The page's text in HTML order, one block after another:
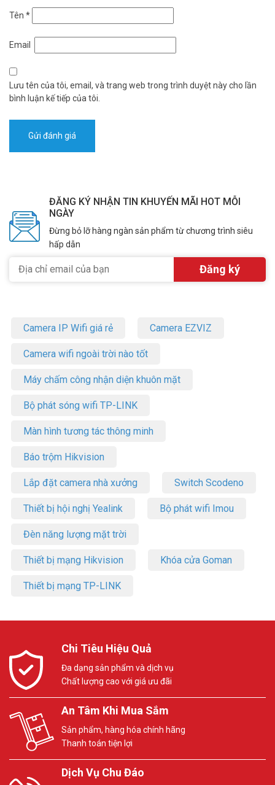
Tên *
Email
Lưu tên của tôi, email, và trang web trong trình duyệt này cho lần
bình luận kế tiếp của tôi.
ĐĂNG KÝ NHẬN TIN KHUYẾN MÃI HOT MỖI
NGÀY
Đừng bỏ lỡ hàng ngàn sản phẩm từ chương trình siêu
hấp dẫn
Camera IP Wifi giá rẻ Camera EZVIZ
Camera wifi ngoài trời nào tốt
Máy chấm công nhận diện khuôn mặt
Bộ phát sóng wifi TP-LINK
Màn hình tương tác thông minh
Báo trộm Hikvision
Lắp đặt camera nhà xưởng Switch Scodeno
Thiết bị hội nghị Yealink Bộ phát wifi Imou
Đèn năng lượng mặt trời
Thiết bị mạng Hikvision Khóa cửa Goman
Thiết bị mạng TP-LINK
Chi Tiêu Hiệu Quả
Đa dạng sản phẩm và dịch vụ
Chất lượng cao với giá ưu đãi
An Tâm Khi Mua Sắm
Sản phẩm, hàng hóa chính hãng
Thanh toán tiện lợi
Dịch Vụ Chu Đáo